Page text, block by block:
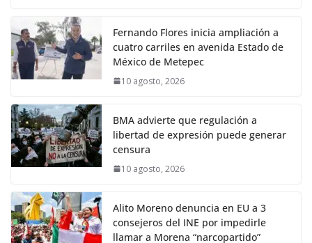
Fernando Flores inicia ampliación a
cuatro carriles en avenida Estado de
México de Metepec
10 agosto, 2026
BMA advierte que regulación a
libertad de expresión puede generar
censura
10 agosto, 2026
Alito Moreno denuncia en EU a 3
consejeros del INE por impedirle
llamar a Morena “narcopartido”